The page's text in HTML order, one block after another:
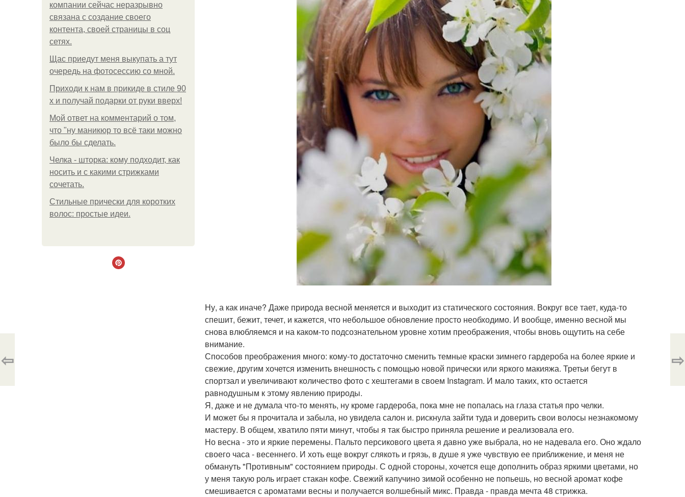
компании сейчас неразрывно
связана с создание своего
контента, своей страницы в соц
сетях.
Щас приедут меня выкупать а тут
очередь на фотосессию со мной.
Приходи к нам в прикиде в стиле 90
х и получай подарки от руки вверх!
Мой ответ на комментарий о том,
что "ну маникюр то всё таки можно
было бы сделать.
Челка - шторка: кому подходит, как
носить и с какими стрижками
сочетать.
Стильные прически для коротких
волос: простые идеи.
Ну, а как иначе? Даже природа весной меняется и выходит из статического состояния. Вокруг все тает, куда-то
спешит, бежит, течет, и кажется, что небольшое обновление просто необходимо. И вообще, именно весной мы
снова влюбляемся и на каком-то подсознательном уровне хотим преображения, чтобы вновь ощутить на себе
внимание.
Способов преображения много: кому-то достаточно сменить темные краски зимнего гардероба на более яркие и
свежие, другим хочется изменить внешность с помощью новой прически или яркого макияжа. Третьи бегут в
спортзал и увеличивают количество фото с хештегами в своем Instagram. И мало таких, кто остается
равнодушным к этому явлению природы.
Я, даже и не думала что-то менять, ну кроме гардероба, пока мне не попалась на глаза статья про челки.
И может бы я прочитала и забыла, но увидела салон и. рискнула зайти туда и доверить свои волосы незнакомому
мастеру. В общем, хватило пяти минут, чтобы я так быстро приняла решение и реализовала его.
Но весна - это и яркие перемены. Пальто персикового цвета я давно уже выбрала, но не надевала его. Оно ждало
своего часа - весеннего. И хоть еще вокруг слякоть и грязь, в душе я уже чувствую ее приближение, и меня не
обмануть "Противным" состоянием природы. С одной стороны, хочется еще дополнить образ яркими цветами, но
у меня такую роль играет стакан кофе. Свежий капучино зимой особенно не попьешь, но весной аромат кофе
смешивается с ароматами весны и получается волшебный микс. Правда - правда мечта 48 стрижка.
⇦ ⇨